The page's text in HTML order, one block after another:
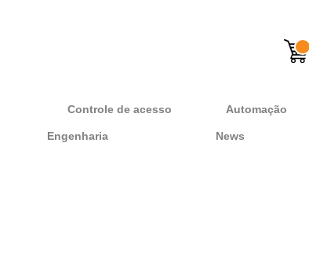
Controle de acesso Automação
Engenharia News